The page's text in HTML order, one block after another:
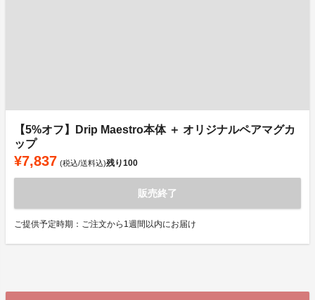
【5%オフ】Drip Maestro本体 ＋ オリジナルペアマグカ
ップ
¥7,837 (税込/送料込)残り100
販売終了
ご提供予定時期：ご注文から1週間以内にお届け